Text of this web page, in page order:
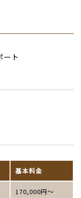
ート
基本料金
170,000円～